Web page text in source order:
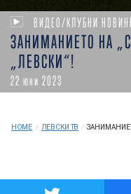
ВИДЕО/КЛУБНИ
ЗАНИМАНИЕТО НА
„ЛЕВСКИ“!
22 юни 2023
HOME / ЛЕВСКИ ТВ /